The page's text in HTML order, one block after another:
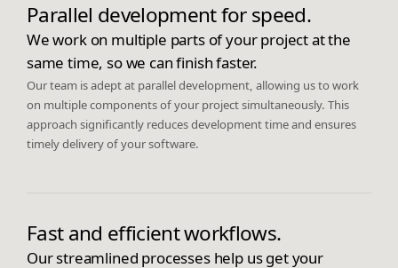
Parallel development for speed.
We work on multiple parts of your project at the
same time, so we can finish faster.
Our team is adept at parallel development, allowing us to work
on multiple components of your project simultaneously. This
approach significantly reduces development time and ensures
timely delivery of your software.
Fast and efficient workflows.
Our streamlined processes help us get your